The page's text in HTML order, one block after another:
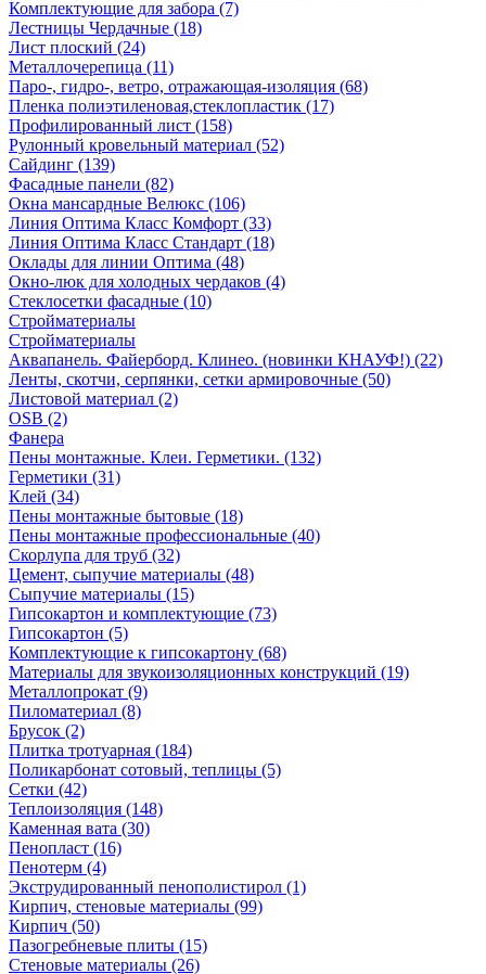
Комплектующие для забора (7)
Лестницы Чердачные (18)
Лист плоский (24)
Металлочерепица (11)
Паро-, гидро-, ветро, отражающая-изоляция (68)
Пленка полиэтиленовая,стеклопластик (17)
Профилированный лист (158)
Рулонный кровельный материал (52)
Сайдинг (139)
Фасадные панели (82)
Окна мансардные Велюкс (106)
Линия Оптима Класс Комфорт (33)
Линия Оптима Класс Стандарт (18)
Оклады для линии Оптима (48)
Окно-люк для холодных чердаков (4)
Стеклосетки фасадные (10)
Стройматериалы
Стройматериалы
Аквапанель. Файерборд. Клинео. (новинки КНАУФ!) (22)
Ленты, скотчи, серпянки, сетки армировочные (50)
Листовой материал (2)
OSB (2)
Фанера
Пены монтажные. Клеи. Герметики. (132)
Герметики (31)
Клей (34)
Пены монтажные бытовые (18)
Пены монтажные профессиональные (40)
Скорлупа для труб (32)
Цемент, сыпучие материалы (48)
Сыпучие материалы (15)
Гипсокартон и комплектующие (73)
Гипсокартон (5)
Комплектующие к гипсокартону (68)
Материалы для звукоизоляционных конструкций (19)
Металлопрокат (9)
Пиломатериал (8)
Брусок (2)
Плитка тротуарная (184)
Поликарбонат сотовый, теплицы (5)
Сетки (42)
Теплоизоляция (148)
Каменная вата (30)
Пенопласт (16)
Пенотерм (4)
Экструдированный пенополистирол (1)
Кирпич, стеновые материалы (99)
Кирпич (50)
Пазогребневые плиты (15)
Стеновые материалы (26)